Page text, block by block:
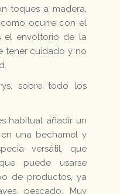
toques a madera,
ocurre con el
el envoltorio de la
tener cuidado y no
sobre todo los
habitual añadir un
una bechamel y
versátil, que
puede usarse
de productos, ya
pescado. Muy